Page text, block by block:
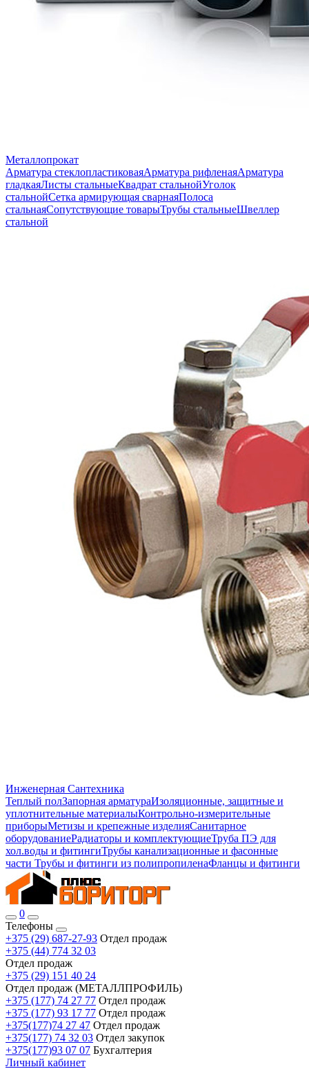
Металлопрокат
Арматура стеклопластиковаяАрматура рифленаяАрматура
гладкаяЛисты стальныеКвадрат стальнойУголок
стальнойСетка армирующая сварнаяПолоса
стальнаяСопутствующие товарыТрубы стальныеШвеллер
стальной
Инженерная Сантехника
Теплый полЗапорная арматураИзоляционные, защитные и
уплотнительные материалыКонтрольно-измерительные
приборыМетизы и крепежные изделияСанитарное
оборудованиеРадиаторы и комплектующиеТруба ПЭ для
хол.воды и фитингиТрубы канализационные и фасонные
части Трубы и фитинги из полипропиленаФланцы и фитинги
0
Телефоны
+375 (29) 687-27-93 Отдел продаж
+375 (44) 774 32 03
Отдел продаж
+375 (29) 151 40 24
Отдел продаж (МЕТАЛЛПРОФИЛЬ)
+375 (177) 74 27 77 Отдел продаж
+375 (177) 93 17 77 Отдел продаж
+375(177)74 27 47 Отдел продаж
+375(177) 74 32 03 Отдел закупок
+375(177)93 07 07 Бухгалтерия
Личный кабинет